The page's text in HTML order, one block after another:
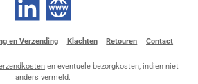
LinkedIn Website
en Verzending Klachten Retouren Contact
en eventuele bezorgkosten, indien niet
anders vermeld.